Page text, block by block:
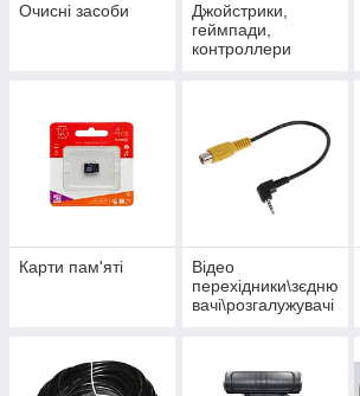
Очисні засоби
Джойстрики,
геймпади,
контроллери
Карти пам'яті
Відео
перехідники\зєдню
вачі\розгалужувачі